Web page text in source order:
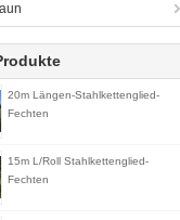
20m Längen-Stahlkettenglied-
Fechten
15m L/Roll Stahlkettenglied-
Fechten